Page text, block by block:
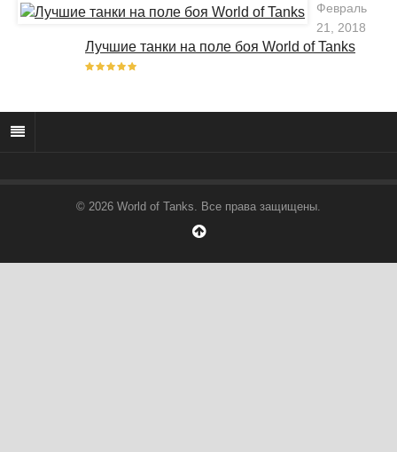
Февраль
21, 2018
Лучшие танки на поле боя World of Tanks
© 2026 World of Tanks. Все права защищены.